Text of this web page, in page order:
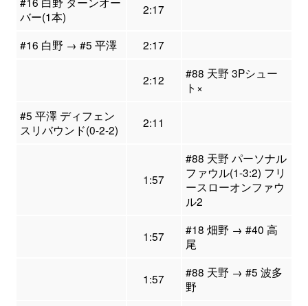
バー(1本)
2:17
#16 白野 → #5 平澤 2:17
2:12
#88 天野 3Pシュー
ト×
#5 平澤 ディフェン
スリバウンド(0-2-2)
2:11
1:57
#88 天野 パーソナル
ファウル(1-3:2) フリ
ースローオンファウ
ル2
1:57
#18 畑野 → #40 高
尾
1:57
#88 天野 → #5 波多
野